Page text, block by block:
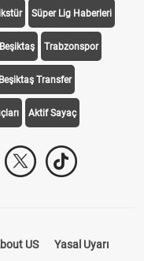
Süper Lig Haberleri
Beşiktaş Trabzonspor
Beşiktaş Transfer
Aktif Sayaç
US Yasal Uyarı